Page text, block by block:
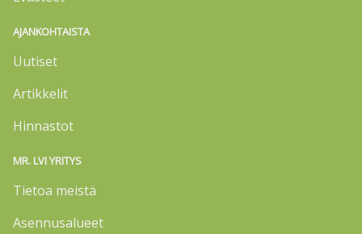
AJANKOHTAISTA
Uutiset
Artikkelit
Hinnastot
MR. LVI YRITYS
Tietoa meistä
Asennusalueet